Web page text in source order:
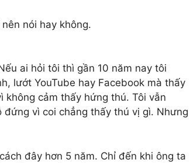
nói hay không.
ai hỏi tôi thì gần 10 năm nay tôi
lướt YouTube hay Facebook mà thấy
không cảm thấy hứng thú. Tôi vẫn
vì coi chẳng thấy thú vị gì. Nhưng
đây hơn 5 năm. Chỉ đến khi ông ta